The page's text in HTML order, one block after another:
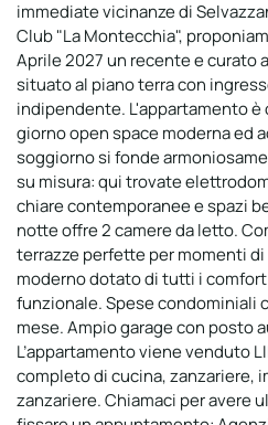
immediate vicinanze di
Club "La Montecchia",
Aprile 2027 un recente e curato
situato al piano terra con
indipendente. L'appartamento è
giorno open space moderna ed
soggiorno si fonde
su misura: qui trovate
chiare contemporanee e spazi
notte offre 2 camere da letto.
terrazze perfette per momenti
moderno dotato di tutti i
funzionale. Spese condominiali
mese. Ampio garage con posto
L’appartamento viene venduto
completo di cucina, zanzariere,
zanzariere. Chiamaci per avere